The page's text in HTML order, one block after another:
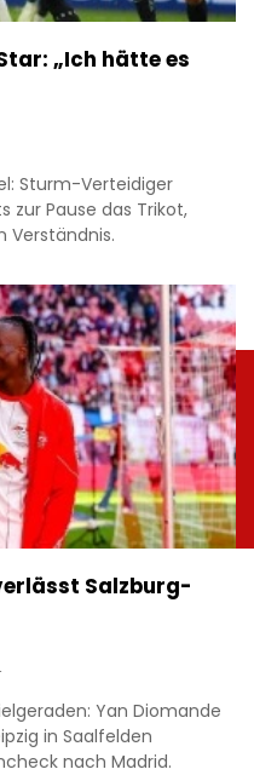
„Ich hätte es
Sturm-Verteidiger
zur Pause das Trikot,
Verständnis.
Salzburg-
Yan Diomande
in Saalfelden
nach Madrid.